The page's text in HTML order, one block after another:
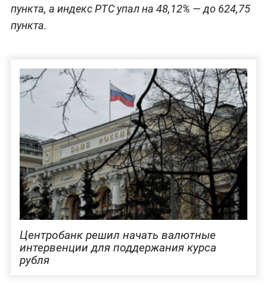
пункта, а индекс РТС упал на 48,12% — до 624,75
пункта.
Центробанк решил начать валютные
интервенции для поддержания курса
рубля